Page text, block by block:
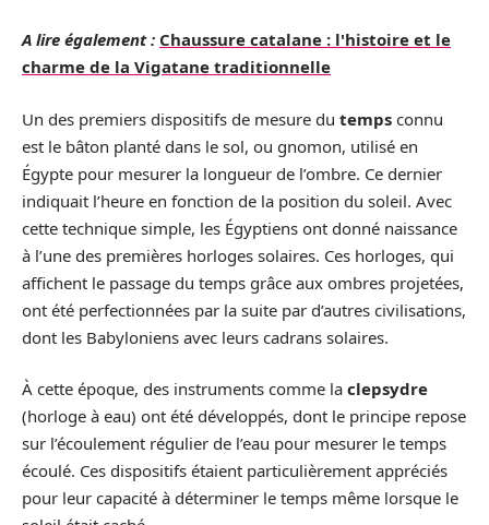
A lire également : Chaussure catalane : l'histoire et le
charme de la Vigatane traditionnelle
Un des premiers dispositifs de mesure du temps connu
est le bâton planté dans le sol, ou gnomon, utilisé en
Égypte pour mesurer la longueur de l’ombre. Ce dernier
indiquait l’heure en fonction de la position du soleil. Avec
cette technique simple, les Égyptiens ont donné naissance
à l’une des premières horloges solaires. Ces horloges, qui
affichent le passage du temps grâce aux ombres projetées,
ont été perfectionnées par la suite par d’autres civilisations,
dont les Babyloniens avec leurs cadrans solaires.
À cette époque, des instruments comme la clepsydre
(horloge à eau) ont été développés, dont le principe repose
sur l’écoulement régulier de l’eau pour mesurer le temps
écoulé. Ces dispositifs étaient particulièrement appréciés
pour leur capacité à déterminer le temps même lorsque le